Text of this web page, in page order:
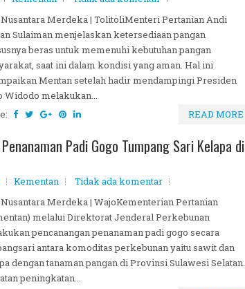
Nusantara Merdeka | TolitoliMenteri Pertanian Andi
Sulaiman menjelaskan ketersediaan pangan
beras untuk memenuhi kebutuhan pangan
saat ini dalam kondisi yang aman. Hal ini
Mentan setelah hadir mendampingi Presiden
Widodo melakukan...
READ MORE
Padi Gogo Tumpang Sari Kelapa di
Kementan
Tidak ada komentar
Nusantara Merdeka | WajoKementerian Pertanian
melalui Direktorat Jenderal Perkebunan
pencanangan penanaman padi gogo secara
antara komoditas perkebunan yaitu sawit dan
dengan tanaman pangan di Provinsi Sulawesi Selatan.
peningkatan...